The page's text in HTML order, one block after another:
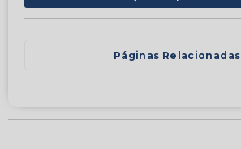
Páginas Relacionadas